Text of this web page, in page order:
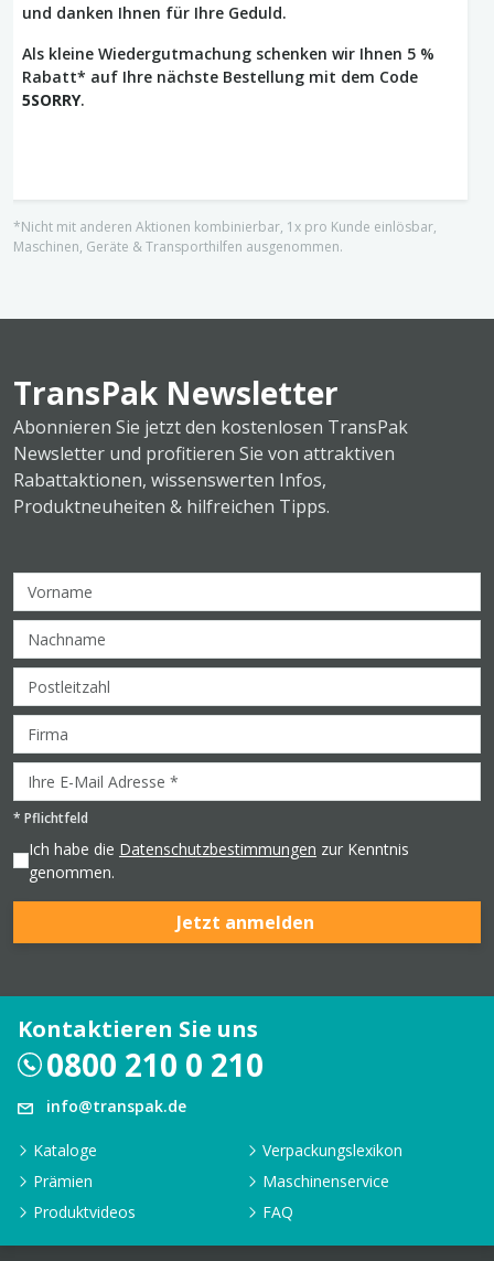
und danken Ihnen für Ihre Geduld.
Als kleine Wiedergutmachung schenken wir Ihnen 5 %
Rabatt* auf Ihre nächste Bestellung mit dem Code
5SORRY.
*Nicht mit anderen Aktionen kombinierbar, 1x pro Kunde einlösbar,
Maschinen, Geräte & Transporthilfen ausgenommen.
TransPak Newsletter
Abonnieren Sie jetzt den kostenlosen TransPak
Newsletter und profitieren Sie von attraktiven
Rabattaktionen, wissenswerten Infos,
Produktneuheiten & hilfreichen Tipps.
* Pflichtfeld
Ich habe die Datenschutzbestimmungen zur Kenntnis
genommen.
Jetzt anmelden
Kontaktieren Sie uns
0800 210 0 210
info@transpak.de
Kataloge
Verpackungslexikon
Prämien
Maschinenservice
Produktvideos
FAQ